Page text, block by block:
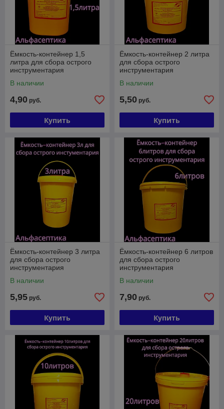
Ёмкость-контейнер 1,5
литра для сбора острого
инструментария
В наличии
4,90 руб.
Купить
Ёмкость-контейнер 2 литра
для сбора острого
инструментария
В наличии
5,50 руб.
Купить
Ёмкость-контейнер 3 литра
для сбора острого
инструментария
В наличии
5,95 руб.
Купить
Ёмкость-контейнер 6 литров
для сбора острого
инструментария
В наличии
7,90 руб.
Купить